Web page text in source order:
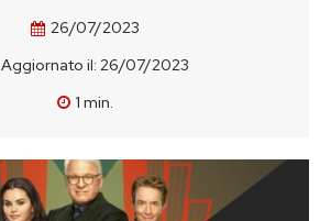
26/07/2023
Aggiornato il: 26/07/2023
1 min.